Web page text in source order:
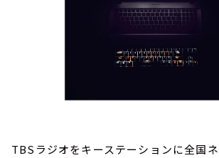
TBSラジオをキーステーションに全国